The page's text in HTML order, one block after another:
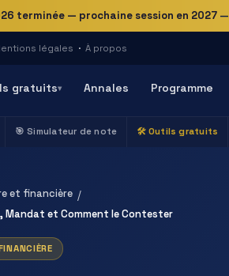
terminée — prochaine session en 2027—
légales · À propos
gratuits▾ Annales Programme
🎯 Simulateur de note 🛠️ Outils gratuits
et financière /
Mandat et Comment le Contester